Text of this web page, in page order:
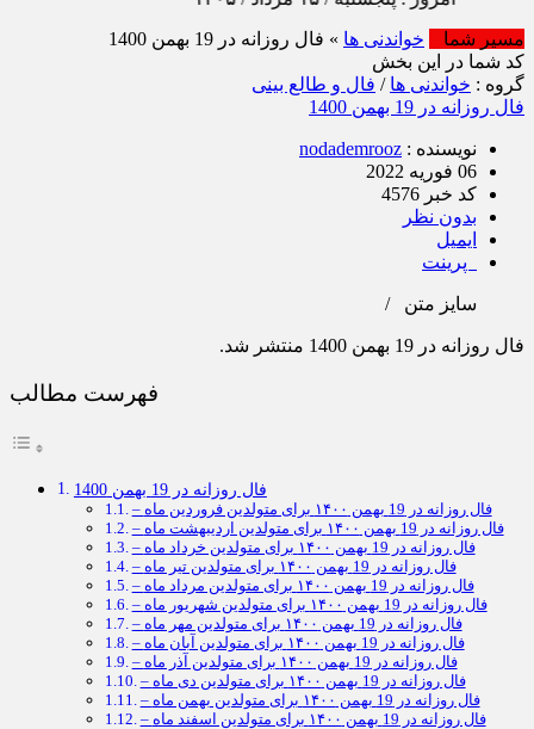
مسیر شما
خواندنی ها » فال روزانه در 19 بهمن 1400
کد شما در این بخش
گروه : خواندنی ها / فال و طالع بینی
فال روزانه در 19 بهمن 1400
نویسنده : nodademrooz
06 فوریه 2022
کد خبر 4576
بدون نظر
ایمیل
پرینت
سایز متن /
فال روزانه در 19 بهمن 1400 منتشر شد.
فهرست مطالب
فال روزانه در 19 بهمن 1400
– فال روزانه در 19 بهمن ۱۴۰۰ برای متولدین فروردین ماه
– فال روزانه در 19 بهمن ۱۴۰۰ برای متولدین اردیبهشت ماه
– فال روزانه در 19 بهمن ۱۴۰۰ برای متولدین خرداد ماه
– فال روزانه در 19 بهمن ۱۴۰۰ برای متولدین تیر ماه
– فال روزانه در 19 بهمن ۱۴۰۰ برای متولدین مرداد ماه
– فال روزانه در 19 بهمن ۱۴۰۰ برای متولدین شهریور ماه
– فال روزانه در 19 بهمن ۱۴۰۰ برای متولدین مهر ماه
– فال روزانه در 19 بهمن ۱۴۰۰ برای متولدین آبان ماه
– فال روزانه در 19 بهمن ۱۴۰۰ برای متولدین آذر ماه
– فال روزانه در 19 بهمن ۱۴۰۰ برای متولدین دی ماه
– فال روزانه در 19 بهمن ۱۴۰۰ برای متولدین بهمن ماه
– فال روزانه در 19 بهمن ۱۴۰۰ برای متولدین اسفند ماه